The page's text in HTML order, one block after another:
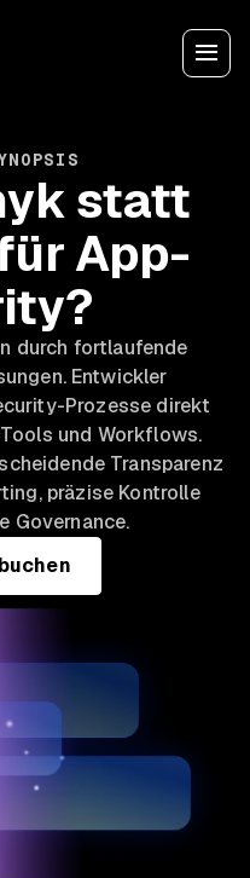
statt
App-
durch fortlaufende
Entwickler
Prozesse direkt
und Workflows.
Transparenz
präzise Kontrolle
Governance.